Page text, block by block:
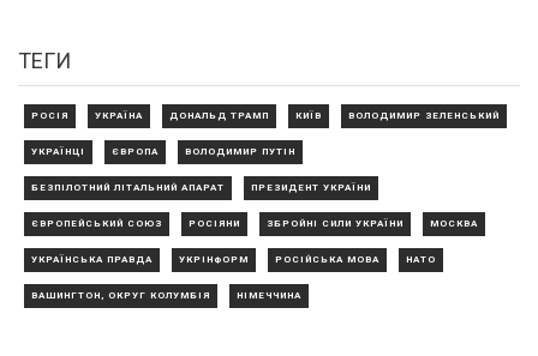
ТЕГИ
РОСІЯ УКРАЇНА ДОНАЛЬД ТРАМП КИЇВ ВОЛОДИМИР ЗЕЛЕНСЬКИЙ
УКРАЇНЦІ ЄВРОПА ВОЛОДИМИР ПУТІН
БЕЗПІЛОТНИЙ ЛІТАЛЬНИЙ АПАРАТ ПРЕЗИДЕНТ УКРАЇНИ
ЄВРОПЕЙСЬКИЙ СОЮЗ РОСІЯНИ ЗБРОЙНІ СИЛИ УКРАЇНИ МОСКВА
УКРАЇНСЬКА ПРАВДА УКРІНФОРМ РОСІЙСЬКА МОВА НАТО
ВАШИНГТОН, ОКРУГ КОЛУМБІЯ НІМЕЧЧИНА